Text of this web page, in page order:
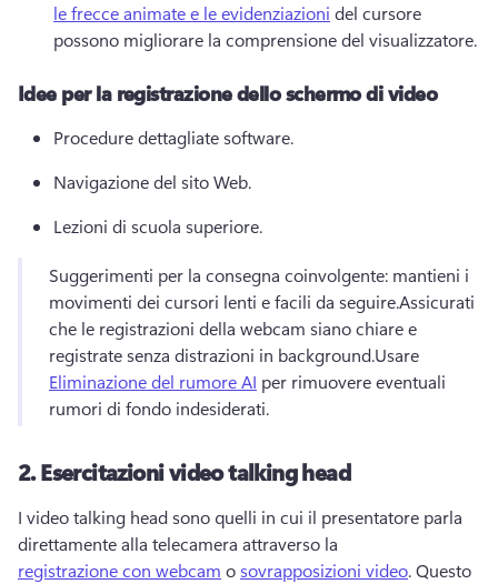
le frecce animate e le evidenziazioni del cursore
possono migliorare la comprensione del visualizzatore.
Idee per la registrazione dello schermo di video
Procedure dettagliate software.
Navigazione del sito Web.
Lezioni di scuola superiore.
Suggerimenti per la consegna coinvolgente: mantieni i
movimenti dei cursori lenti e facili da seguire.Assicurati
che le registrazioni della webcam siano chiare e
registrate senza distrazioni in background.Usare
Eliminazione del rumore AI per rimuovere eventuali
rumori di fondo indesiderati.
2.Esercitazioni video talking head
I video talking head sono quelli in cui il presentatore parla
direttamente alla telecamera attraverso la
registrazione con webcam o sovrapposizioni video. Questo